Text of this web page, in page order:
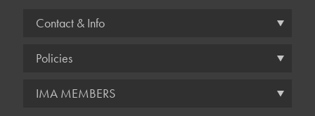
Contact & Info
Policies
IMA MEMBERS